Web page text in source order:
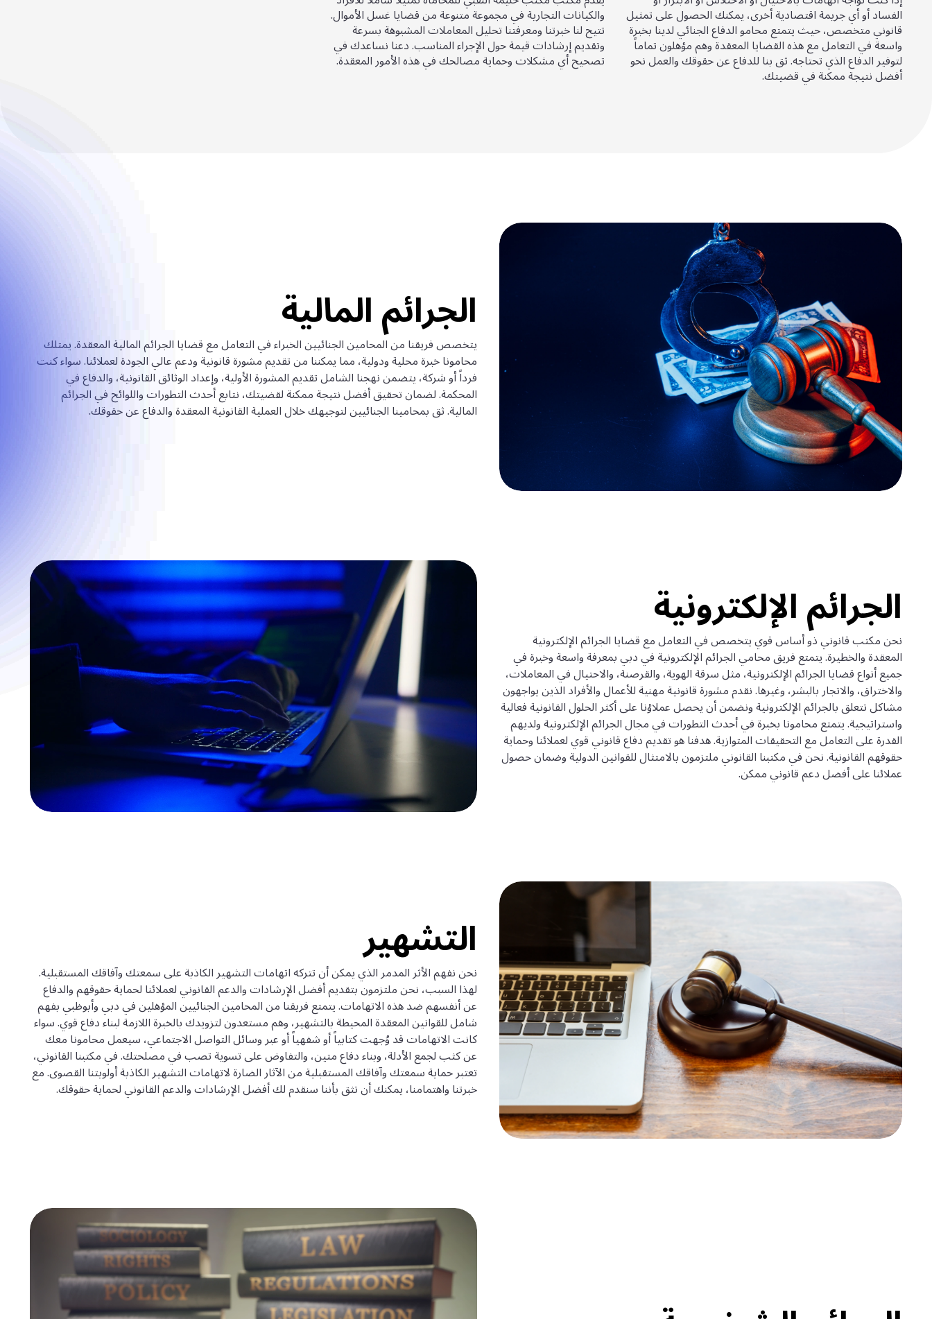
الفساد أو أي جريمة اقتصادية أخرى، يمكنك الحصول على تمثيل
قانوني متخصص، حيث يتمتع محامو الدفاع الجنائي لدينا بخبرة
واسعة في التعامل مع هذه القضايا المعقدة وهم مؤهلون تماماً
لتوفير الدفاع الذي تحتاجه. ثق بنا للدفاع عن حقوقك والعمل نحو
أفضل نتيجة ممكنة في قضيتك.
والكيانات التجارية في مجموعة متنوعة من قضايا غسل الأموال.
تتيح لنا خبرتنا ومعرفتنا تحليل المعاملات المشبوهة بسرعة
وتقديم إرشادات قيمة حول الإجراء المناسب. دعنا نساعدك في
تصحيح أي مشكلات وحماية مصالحك في هذه الأمور المعقدة.
الجرائم المالية
يتخصص فريقنا من المحامين الجنائيين الخبراء في التعامل مع قضايا الجرائم المالية المعقدة. يمتلك
محامونا خبرة محلية ودولية، مما يمكننا من تقديم مشورة قانونية ودعم عالي الجودة لعملائنا. سواء كنت
فرداً أو شركة، يتضمن نهجنا الشامل تقديم المشورة الأولية، وإعداد الوثائق القانونية، والدفاع في
المحكمة. لضمان تحقيق أفضل نتيجة ممكنة لقضيتك، نتابع أحدث التطورات واللوائح في الجرائم
المالية. ثق بمحامينا الجنائيين لتوجيهك خلال العملية القانونية المعقدة والدفاع عن حقوقك.
الجرائم الإلكترونية
نحن مكتب قانوني ذو أساس قوي يتخصص في التعامل مع قضايا الجرائم الإلكترونية
المعقدة والخطيرة. يتمتع فريق محامي الجرائم الإلكترونية في دبي بمعرفة واسعة وخبرة في
جميع أنواع قضايا الجرائم الإلكترونية، مثل سرقة الهوية، والقرصنة، والاحتيال في المعاملات،
والاختراق، والاتجار بالبشر، وغيرها. نقدم مشورة قانونية مهنية للأعمال والأفراد الذين يواجهون
مشاكل تتعلق بالجرائم الإلكترونية ونضمن أن يحصل عملاؤنا على أكثر الحلول القانونية فعالية
واستراتيجية. يتمتع محامونا بخبرة في أحدث التطورات في مجال الجرائم الإلكترونية ولديهم
القدرة على التعامل مع التحقيقات المتوازية. هدفنا هو تقديم دفاع قانوني قوي لعملائنا وحماية
حقوقهم القانونية. نحن في مكتبنا القانوني ملتزمون بالامتثال للقوانين الدولية وضمان حصول
عملائنا على أفضل دعم قانوني ممكن.
التشهير
نحن نفهم الأثر المدمر الذي يمكن أن تتركه اتهامات التشهير الكاذبة على سمعتك وآفاقك المستقبلية.
لهذا السبب، نحن ملتزمون بتقديم أفضل الإرشادات والدعم القانوني لعملائنا لحماية حقوقهم والدفاع
عن أنفسهم ضد هذه الاتهامات. يتمتع فريقنا من المحامين الجنائيين المؤهلين في دبي وأبوظبي بفهم
شامل للقوانين المعقدة المحيطة بالتشهير، وهم مستعدون لتزويدك بالخبرة اللازمة لبناء دفاع قوي. سواء
كانت الاتهامات قد وُجهت كتابياً أو شفهياً أو عبر وسائل التواصل الاجتماعي، سيعمل محامونا معك
عن كثب لجمع الأدلة، وبناء دفاع متين، والتفاوض على تسوية تصب في مصلحتك. في مكتبنا القانوني،
تعتبر حماية سمعتك وآفاقك المستقبلية من الآثار الضارة لاتهامات التشهير الكاذبة أولويتنا القصوى. مع
خبرتنا واهتمامنا، يمكنك أن تثق بأننا سنقدم لك أفضل الإرشادات والدعم القانوني لحماية حقوقك.